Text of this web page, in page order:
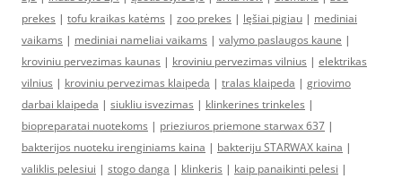
prekes | tofu kraikas katėms | zoo prekes | lęšiai pigiau | mediniai
vaikams | mediniai nameliai vaikams | valymo paslaugos kaune |
kroviniu pervezimas kaunas | kroviniu pervezimas vilnius | elektrikas
vilnius | kroviniu pervezimas klaipeda | tralas klaipeda | griovimo
darbai klaipeda | siukliu isvezimas | klinkerines trinkeles |
biopreparatai nuotekoms | prieziuros priemone starwax 637 |
bakterijos nuoteku irenginiams kaina | bakteriju STARWAX kaina |
valiklis pelesiui | stogo danga | klinkeris | kaip panaikinti pelesi |